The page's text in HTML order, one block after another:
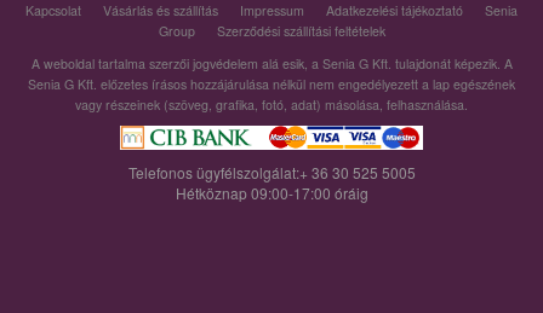
Kapcsolat Vásárlás és szállítás Impressum Adatkezelési tájékoztató
Senia
Group
Szerződési szállítási feltételek
A weboldal tartalma szerzői jogvédelem alá esik, a Senia G Kft. tulajdonát képezik. A
Senia G Kft. előzetes írásos hozzájárulása nélkül nem engedélyezett a lap egészének
vagy részeinek (szöveg, grafika, fotó, adat) másolása, felhasználása.
Telefonos ügyfélszolgálat:+ 36 30 525 5005
Hétköznap 09:00-17:00 óráig